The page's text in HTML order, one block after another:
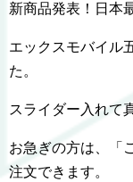
新商品発表！日本
エックスモバイル
た。
スライダー入れて
お急ぎの方は、「
注文できます。